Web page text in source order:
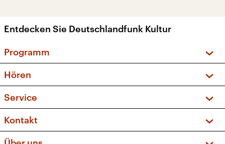
Entdecken Sie Deutschlandfunk Kultur
Programm
Sendungen und Podcasts
Musikliste
Kakadu – Das Kinderprogramm
Hören
Frequenzen (UKW + DAB+)
Service
FAQ
Apps
Kontakt